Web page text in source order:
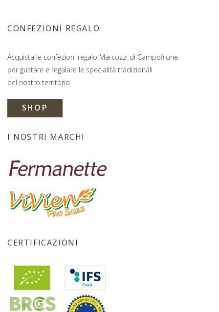
CONFEZIONI REGALO
Acquista le confezioni regalo Marcozzi di Campofilone
per gustare e regalare le specialità tradizionali
del nostro territorio.
SHOP
I NOSTRI MARCHI
CERTIFICAZIONI